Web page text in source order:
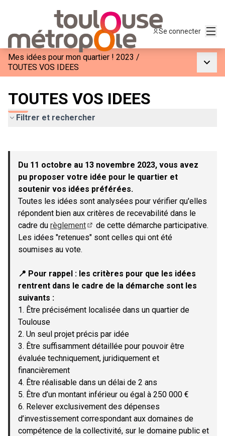
Se connecter
Mes idées pour mon quartier ! 2023 /
TOUTES VOS IDEES
TOUTES VOS IDEES
Filtrer et rechercher
−
Du 11 octobre au 13 novembre 2023, vous avez
pu proposer votre idée pour le quartier et
soutenir vos idées préférées.
Toutes les idées sont analysées pour vérifier qu'elles
répondent bien aux critères de recevabilité dans le
cadre du règlement
(Lien externe)
de cette démarche participative.
Les idées "retenues" sont celles qui ont été
soumises au vote.
📍 Pour rappel : les critères pour que les idées
rentrent dans le cadre de la démarche sont les
suivants :
1. Être précisément localisée dans un quartier de
Toulouse
2. Un seul projet précis par idée
3. Être suffisamment détaillée pour pouvoir être
évaluée techniquement, juridiquement et
financièrement
4. Être réalisable dans un délai de 2 ans
5. Être d’un montant inférieur ou égal à 250 000 €
6. Relever exclusivement des dépenses
d’investissement correspondant aux domaines de
compétence de la collectivité, sur le domaine public et